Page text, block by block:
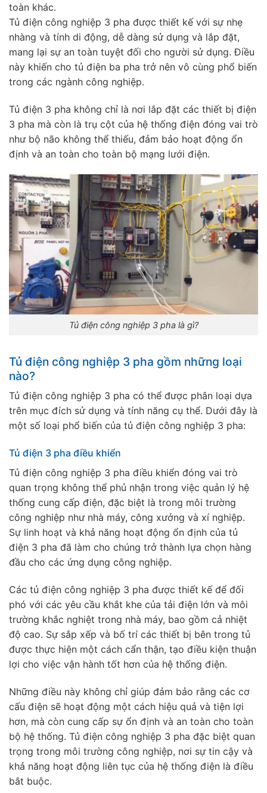
toàn khác.
Tủ điện công nghiệp 3 pha được thiết kế với sự nhẹ
nhàng và tính di động, dễ dàng sử dụng và lắp đặt,
mang lại sự an toàn tuyệt đối cho người sử dụng. Điều
này khiến cho tủ điện ba pha trở nên vô cùng phổ biến
trong các ngành công nghiệp.
Tủ điện 3 pha không chỉ là nơi lắp đặt các thiết bị điện
3 pha mà còn là trụ cột của hệ thống điện đóng vai trò
như bộ não không thể thiếu, đảm bảo hoạt động ổn
định và an toàn cho toàn bộ mạng lưới điện.
Tủ điện công nghiệp 3 pha là gì?
Tủ điện công nghiệp 3 pha gồm những loại
nào?
Tủ điện công nghiệp 3 pha có thể được phân loại dựa
trên mục đích sử dụng và tính năng cụ thể. Dưới đây là
một số loại phổ biến của tủ điện công nghiệp 3 pha:
Tủ điện 3 pha điều khiển
Tủ điện công nghiệp 3 pha điều khiển đóng vai trò
quan trọng không thể phủ nhận trong việc quản lý hệ
thống cung cấp điện, đặc biệt là trong môi trường
công nghiệp như nhà máy, công xưởng và xí nghiệp.
Sự linh hoạt và khả năng hoạt động ổn định của tủ
điện 3 pha đã làm cho chúng trở thành lựa chọn hàng
đầu cho các ứng dụng công nghiệp.
Các tủ điện công nghiệp 3 pha được thiết kế để đối
phó với các yêu cầu khắt khe của tải điện lớn và môi
trường khắc nghiệt trong nhà máy, bao gồm cả nhiệt
độ cao. Sự sắp xếp và bố trí các thiết bị bên trong tủ
được thực hiện một cách cẩn thận, tạo điều kiện thuận
lợi cho việc vận hành tốt hơn của hệ thống điện.
Những điều này không chỉ giúp đảm bảo rằng các cơ
cấu điện sẽ hoạt động một cách hiệu quả và tiện lợi
hơn, mà còn cung cấp sự ổn định và an toàn cho toàn
bộ hệ thống. Tủ điện công nghiệp 3 pha đặc biệt quan
trọng trong môi trường công nghiệp, nơi sự tin cậy và
khả năng hoạt động liên tục của hệ thống điện là điều
bắt buộc.